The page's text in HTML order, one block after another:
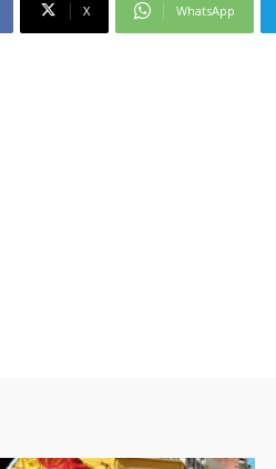
X WhatsApp